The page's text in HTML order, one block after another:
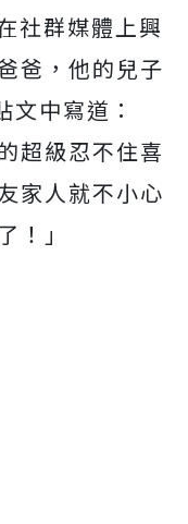
社群媒體上興
爸，他的兒子
中寫道：
超級忍不住喜
家人就不小心
！」